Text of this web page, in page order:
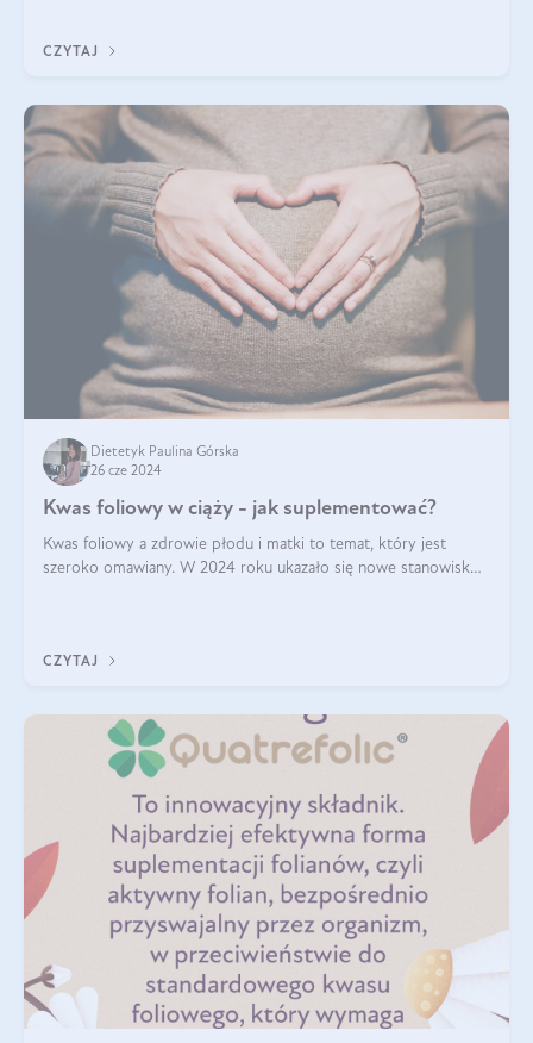
CZYTAJ
Dietetyk Paulina Górska
26 cze 2024
Kwas foliowy w ciąży - jak suplementować?
Kwas foliowy a zdrowie płodu i matki to temat, który jest
szeroko omawiany. W 2024 roku ukazało się nowe stanowisko
CZYTAJ